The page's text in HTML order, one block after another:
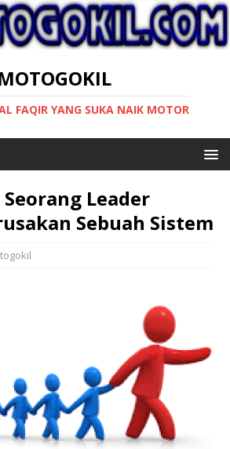
FAQIR YANG SUKA NAIK MOTOR
Leader
Sebuah Sistem